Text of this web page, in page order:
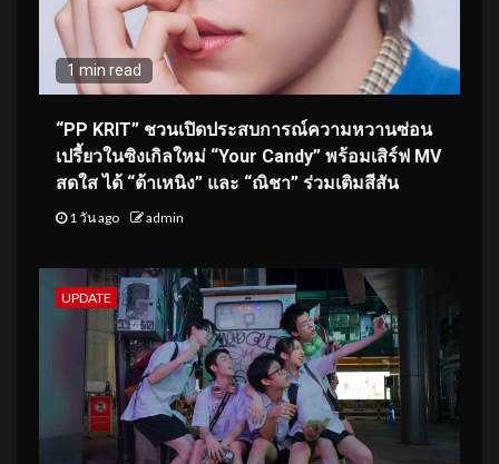
1 min read
“PP KRIT” ชวนเปิดประสบการณ์ความหวานซ่อน
เปรี้ยวในซิงเกิลใหม่ “Your Candy” พร้อมเสิร์ฟ MV
สดใส ได้ “ต้าเหนิง” และ “ณิชา” ร่วมเติมสีสัน
1 วัน ago admin
UPDATE